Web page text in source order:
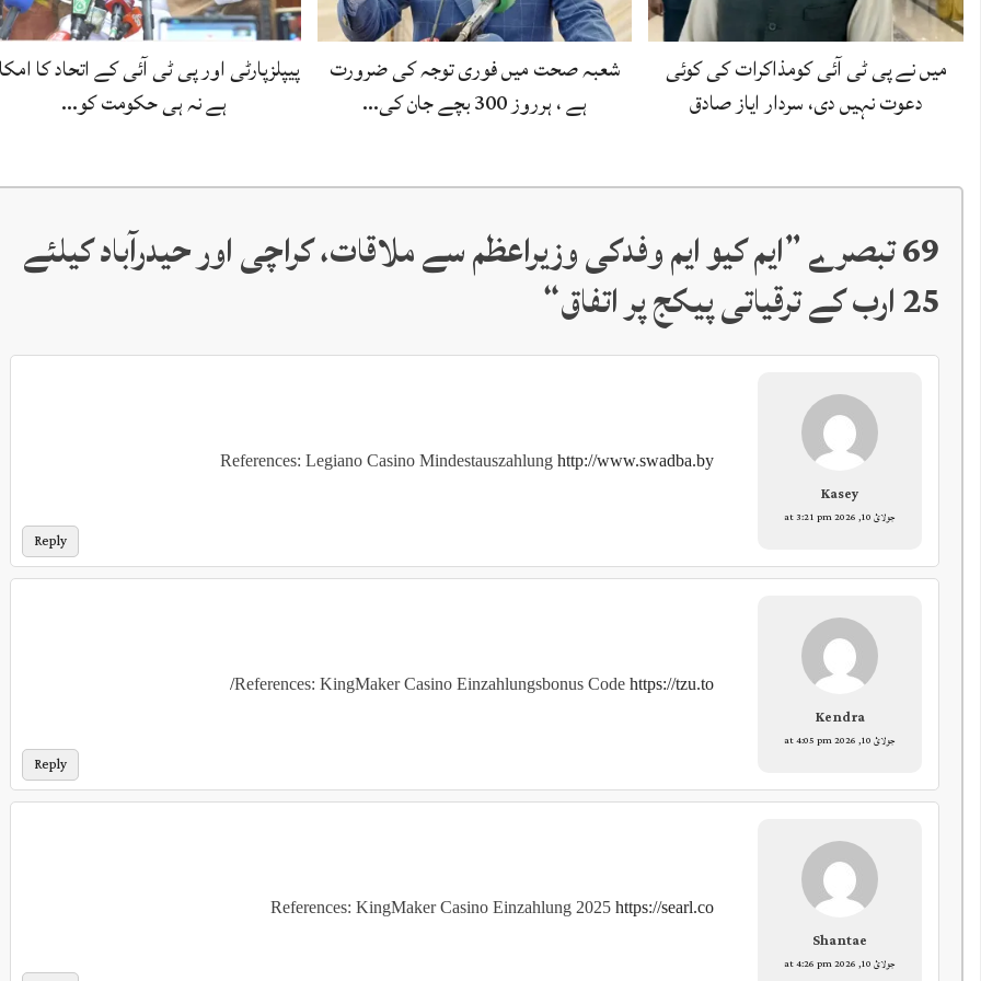
میں نے پی ٹی آئی کومذاکرات کی کوئی
دعوت نہیں دی، سردار ایاز صادق
شعبہ صحت میں فوری توجہ کی ضرورت
ہے ، ہرروز 300 بچے جان کی…
پیپلزپارٹی اور پی ٹی آئی کے اتحاد کا
ہے نہ ہی حکومت کو…
69 تبصرے ” ایم کیو ایم وفدکی وزیراعظم سے ملاقات، کراچی اور حیدرآباد کیلئے
25 ارب کے ترقیاتی پیکج پر اتفاق “
Kasey
جولائ 10, 2026 at 3:21 pm
References: Legiano Casino Mindestauszahlung http://www.swadba.by
Reply
Kendra
جولائ 10, 2026 at 4:05 pm
References: KingMaker Casino Einzahlungsbonus Code https://tzu.to/
Reply
Shantae
جولائ 10, 2026 at 4:26 pm
References: KingMaker Casino Einzahlung 2025 https://searl.co